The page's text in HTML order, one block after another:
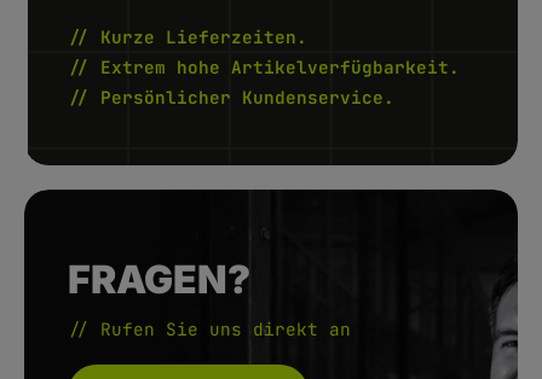
// Kurze Lieferzeiten.
// Extrem hohe Artikelverfügbarkeit.
// Persönlicher Kundenservice.
FRAGEN?
// Rufen Sie uns direkt an